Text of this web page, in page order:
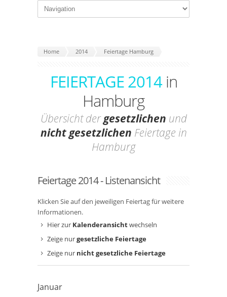
Home 2014 Feiertage Hamburg
FEIERTAGE 2014in
Hamburg
Übersicht dergesetzlichen und
nicht gesetzlichen Feiertage in
Hamburg
Feiertage 2014 - Listenansicht
Klicken Sie auf den jeweiligen Feiertag für weitere
Informationen.
Hier zur Kalenderansichtwechseln
Zeige nurgesetzliche Feiertage
Zeige nur nicht gesetzliche Feiertage
Januar